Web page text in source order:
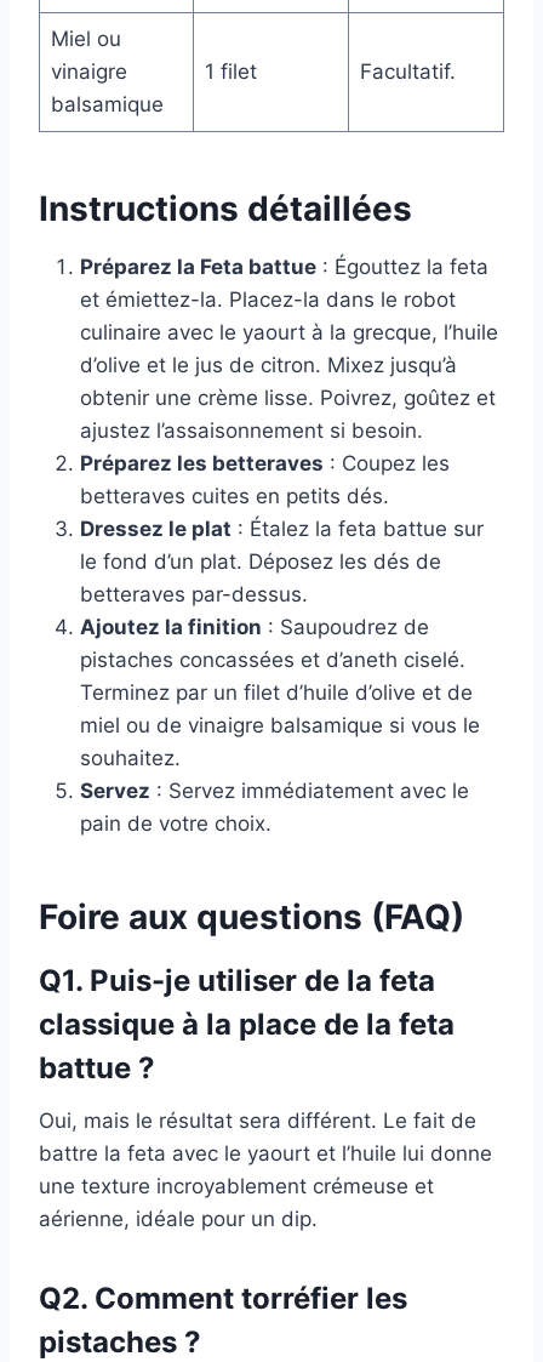
Miel ou
vinaigre
balsamique
1 filet Facultatif.
Instructions détaillées
Préparez la Feta battue : Égouttez la feta
et émiettez-la. Placez-la dans le robot
culinaire avec le yaourt à la grecque, l’huile
d’olive et le jus de citron. Mixez jusqu’à
obtenir une crème lisse. Poivrez, goûtez et
ajustez l’assaisonnement si besoin.
Préparez les betteraves : Coupez les
betteraves cuites en petits dés.
Dressez le plat : Étalez la feta battue sur
le fond d’un plat. Déposez les dés de
betteraves par-dessus.
Ajoutez la finition : Saupoudrez de
pistaches concassées et d’aneth ciselé.
Terminez par un filet d’huile d’olive et de
miel ou de vinaigre balsamique si vous le
souhaitez.
Servez : Servez immédiatement avec le
pain de votre choix.
Foire aux questions (FAQ)
Q1. Puis-je utiliser de la feta
classique à la place de la feta
battue ?
Oui, mais le résultat sera différent. Le fait de
battre la feta avec le yaourt et l’huile lui donne
une texture incroyablement crémeuse et
aérienne, idéale pour un dip.
Q2. Comment torréfier les
pistaches ?